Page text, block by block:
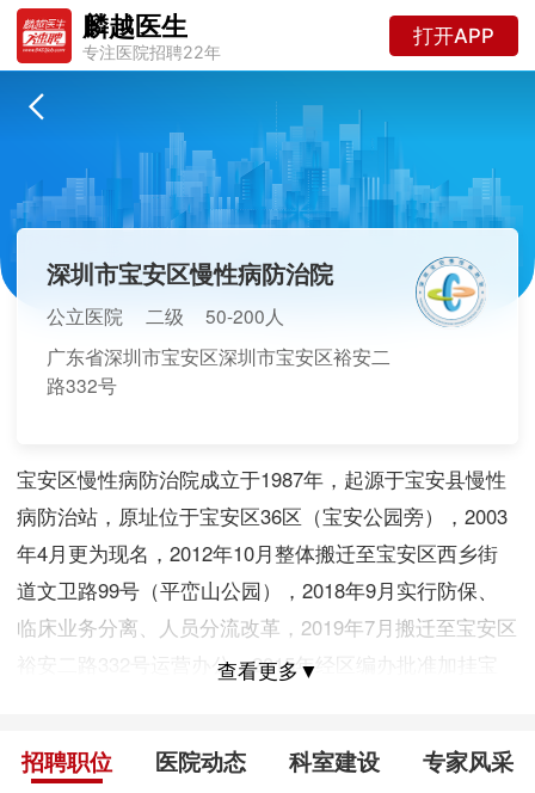
麟越医生
专注医院招聘22年
打开APP
深圳市宝安区慢性病防治院
公立医院 二级
50-200人
广东省深圳市宝安区深圳市宝安区裕安二
路332号
宝安区慢性病防治院成立于1987年，起源于宝安县慢性
病防治站，原址位于宝安区36区（宝安公园旁），2003
年4月更为现名，2012年10月整体搬迁至宝安区西乡街
道文卫路99号（平峦山公园），2018年9月实行防保、
临床业务分离、人员分流改革，2019年7月搬迁至宝安区
裕安二路332号运营办公。2015年经区编办批准加挂宝
级，财政全额保障，为公益性公共卫生服务机构。
查看更多▼
招聘职位 医院动态 科室建设 专家风采